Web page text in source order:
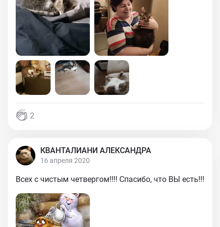
2
КВАНТАЛИАНИ АЛЕКСАНДРА
16 апреля 2020
Всех с чистым четвергом!!!! Спасибо, что ВЫ есть!!!